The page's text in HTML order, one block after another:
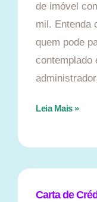
de imóvel
mil. Entenda
quem pode
contemplado
Leia Mais »
Carta de